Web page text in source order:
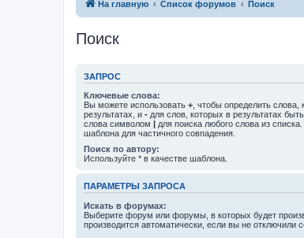
На главную Список форумов Поиск
Поиск
ЗАПРОС
Ключевые слова:
Вы можете использовать + , чтобы определить
результатах, и - для слов, которых в результатах
слова символом | для поиска любого слова из
шаблона для частичного совпадения.
Поиск по автору:
Используйте * в качестве шаблона.
ПАРАМЕТРЫ ЗАПРОСА
Искать в форумах:
Выберите форум или форумы, в которых будет
производится автоматически, если вы не отключили